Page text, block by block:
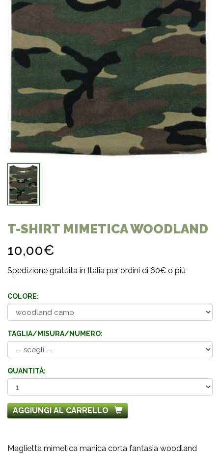
T-SHIRT MIMETICA WOODLAND
10,00€
Spedizione gratuita in Italia per ordini di 60€ o più
COLORE:
TAGLIA/MISURA/NUMERO:
QUANTITÀ:
AGGIUNGI AL CARRELLO
Maglietta mimetica manica corta fantasia woodland